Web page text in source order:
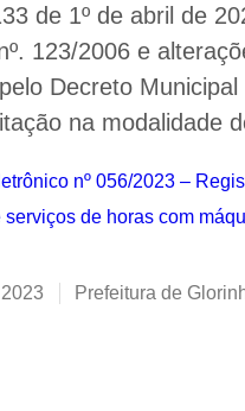
de 1º de abril de
123/2006 e
Decreto
na modalidade
nº 056/2023 –
serviços de horas com
Prefeitura de